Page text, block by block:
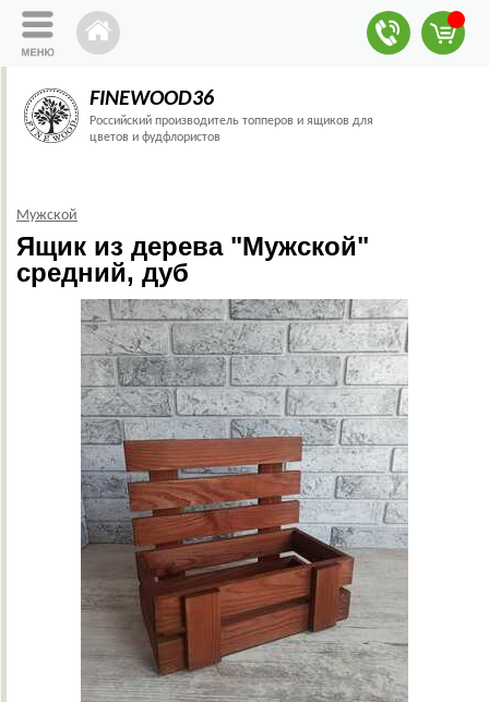
FINEWOOD36
Российский производитель топперов и ящиков для
цветов и фудфлористов
Мужской
Ящик из дерева "Мужской"
средний, дуб